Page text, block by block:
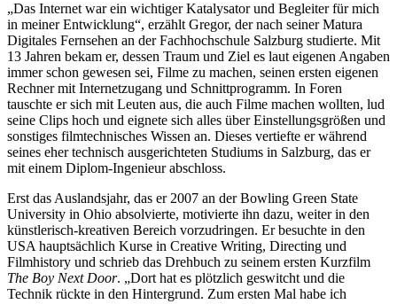
„Das Internet war ein wichtiger Katalysator und Begleiter für mich
in meiner Entwicklung“, erzählt Gregor, der nach seiner Matura
Digitales Fernsehen an der Fachhochschule Salzburg studierte. Mit
13 Jahren bekam er, dessen Traum und Ziel es laut eigenen Angaben
immer schon gewesen sei, Filme zu machen, seinen ersten eigenen
Rechner mit Internetzugang und Schnittprogramm. In Foren
tauschte er sich mit Leuten aus, die auch Filme machen wollten, lud
seine Clips hoch und eignete sich alles über Einstellungsgrößen und
sonstiges filmtechnisches Wissen an. Dieses vertiefte er während
seines eher technisch ausgerichteten Studiums in Salzburg, das er
mit einem Diplom-Ingenieur abschloss.
Erst das Auslandsjahr, das er 2007 an der Bowling Green State
University in Ohio absolvierte, motivierte ihn dazu, weiter in den
künstlerisch-kreativen Bereich vorzudringen. Er besuchte in den
USA hauptsächlich Kurse in Creative Writing, Directing und
Filmhistory und schrieb das Drehbuch zu seinem ersten Kurzfilm
The Boy Next Door. „Dort hat es plötzlich geswitcht und die
Technik rückte in den Hintergrund. Zum ersten Mal habe ich